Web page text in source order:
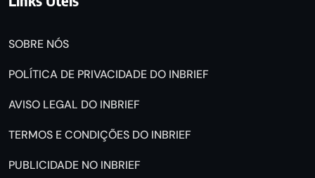
SOBRE NÓS
POLÍTICA DE PRIVACIDADE DO INBRIEF
AVISO LEGAL DO INBRIEF
TERMOS E CONDIÇÕES DO INBRIEF
PUBLICIDADE NO INBRIEF